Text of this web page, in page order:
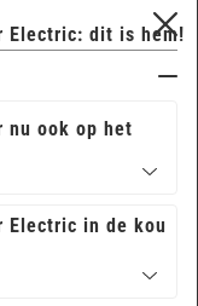
Electric: dit is hem!
nu ook op het
Electric in de kou